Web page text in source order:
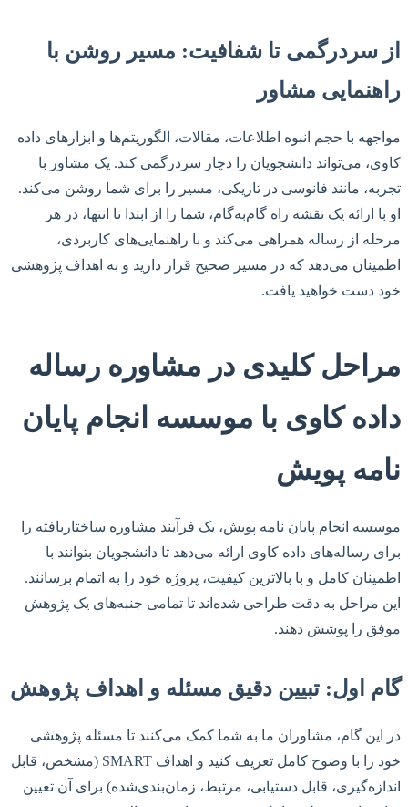
از سردرگمی تا شفافیت: مسیر روشن با
راهنمایی مشاور
مواجهه با حجم انبوه اطلاعات، مقالات، الگوریتم‌ها و ابزارهای داده
کاوی، می‌تواند دانشجویان را دچار سردرگمی کند. یک مشاور با
تجربه، مانند فانوسی در تاریکی، مسیر را برای شما روشن می‌کند.
او با ارائه یک نقشه راه گام‌به‌گام، شما را از ابتدا تا انتها، در هر
مرحله از رساله همراهی می‌کند و با راهنمایی‌های کاربردی،
اطمینان می‌دهد که در مسیر صحیح قرار دارید و به اهداف پژوهشی
خود دست خواهید یافت.
مراحل کلیدی در مشاوره رساله
داده کاوی با موسسه انجام پایان
نامه پویش
موسسه انجام پایان نامه پویش، یک فرآیند مشاوره ساختاریافته را
برای رساله‌های داده کاوی ارائه می‌دهد تا دانشجویان بتوانند با
اطمینان کامل و با بالاترین کیفیت، پروژه خود را به اتمام برسانند.
این مراحل به دقت طراحی شده‌اند تا تمامی جنبه‌های یک پژوهش
موفق را پوشش دهند.
گام اول: تبیین دقیق مسئله و اهداف پژوهش
در این گام، مشاوران ما به شما کمک می‌کنند تا مسئله پژوهشی
خود را با وضوح کامل تعریف کنید و اهداف SMART (مشخص، قابل
اندازه‌گیری، قابل دستیابی، مرتبط، زمان‌بندی‌شده) برای آن تعیین